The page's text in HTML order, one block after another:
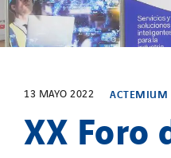
13 MAYO 2022 ACTEMIUM
XX Foro
VINCI Stiftung
Austria
Belgium